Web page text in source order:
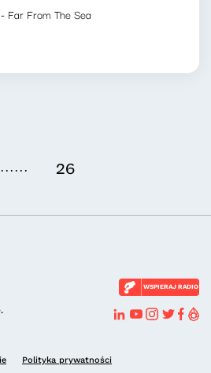
Far From The Sea
26
WSPIERAJ RADIO
Polityka prywatności